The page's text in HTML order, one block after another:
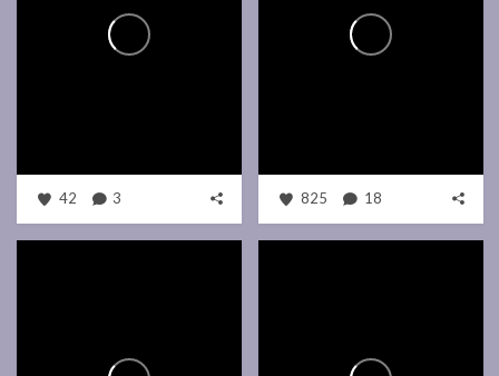
42 3 825 18